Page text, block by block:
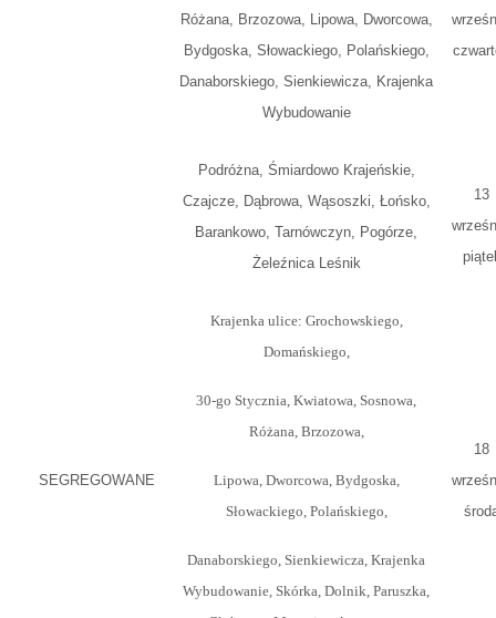
Różana, Brzozowa, Lipowa, Dworcowa,
Bydgoska, Słowackiego, Polańskiego,
Danaborskiego, Sienkiewicza, Krajenka
Wybudowanie
Podróżna, Śmiardowo Krajeńskie,
Czajcze, Dąbrowa, Wąsoszki, Łońsko,
Barankowo, Tarnówczyn, Pogórze,
Żeleźnica Leśnik
13
SEGREGOWANE
Krajenka ulice: Grochowskiego,
Domańskiego,
30-go Stycznia, Kwiatowa, Sosnowa,
Różana, Brzozowa,
Lipowa, Dworcowa, Bydgoska,
Słowackiego, Polańskiego,
Danaborskiego, Sienkiewicza, Krajenka
Wybudowanie, Skórka, Dolnik, Paruszka,
18